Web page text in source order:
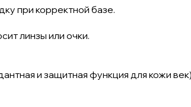
при корректной базе.
линзы или очки.
и защитная функция для кожи